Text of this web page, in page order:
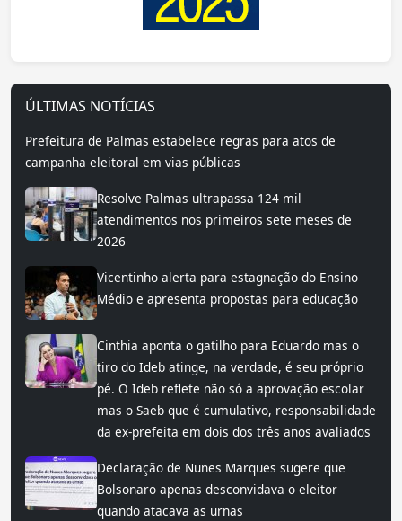
ÚLTIMAS NOTÍCIAS
Prefeitura de Palmas estabelece regras para atos de
campanha eleitoral em vias públicas
Resolve Palmas ultrapassa 124 mil
atendimentos nos primeiros sete meses de
2026
Vicentinho alerta para estagnação do Ensino
Médio e apresenta propostas para educação
Cinthia aponta o gatilho para Eduardo mas o
tiro do Ideb atinge, na verdade, é seu próprio
pé. O Ideb reflete não só a aprovação escolar
mas o Saeb que é cumulativo, responsabilidade
da ex-prefeita em dois dos três anos avaliados
Declaração de Nunes Marques sugere que
Bolsonaro apenas desconvidava o eleitor
quando atacava as urnas